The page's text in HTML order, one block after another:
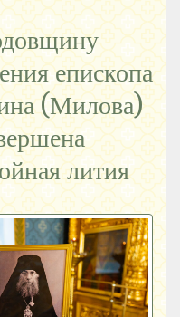
епископа
(Милова)
лития